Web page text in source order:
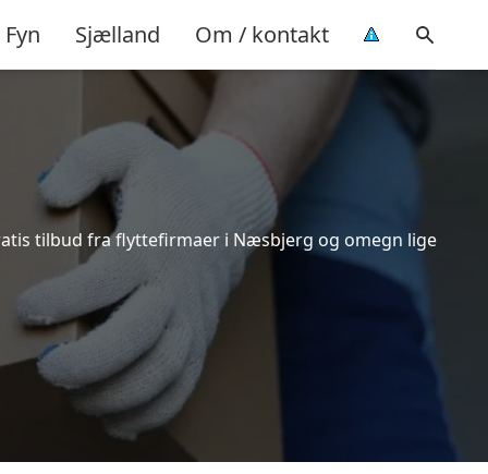
Fyn Sjælland Om / kontakt
tilbud fra flyttefirmaer i Næsbjerg og omegn lige